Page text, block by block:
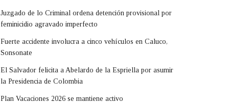
Juzgado de lo Criminal ordena detención provisional por
feminicidio agravado imperfecto
Fuerte accidente involucra a cinco vehículos en Caluco,
Sonsonate
El Salvador felicita a Abelardo de la Espriella por asumir
la Presidencia de Colombia
Plan Vacaciones 2026 se mantiene activo